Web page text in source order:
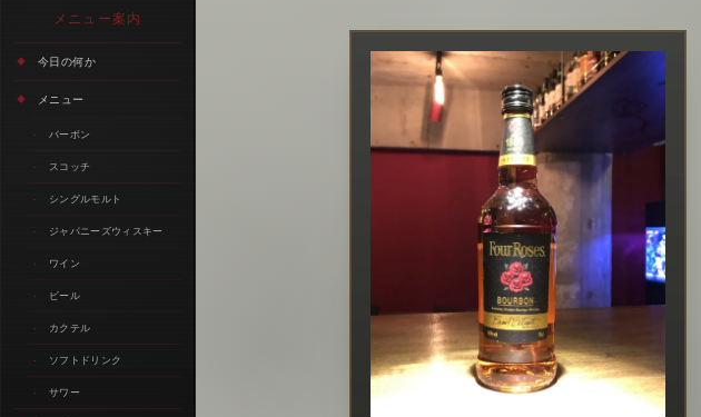
メニュー案内
今日の何か
メニュー
バーボン
スコッチ
シングルモルト
ジャパニーズウィスキー
ワイン
ビール
カクテル
ソフトドリンク
サワー